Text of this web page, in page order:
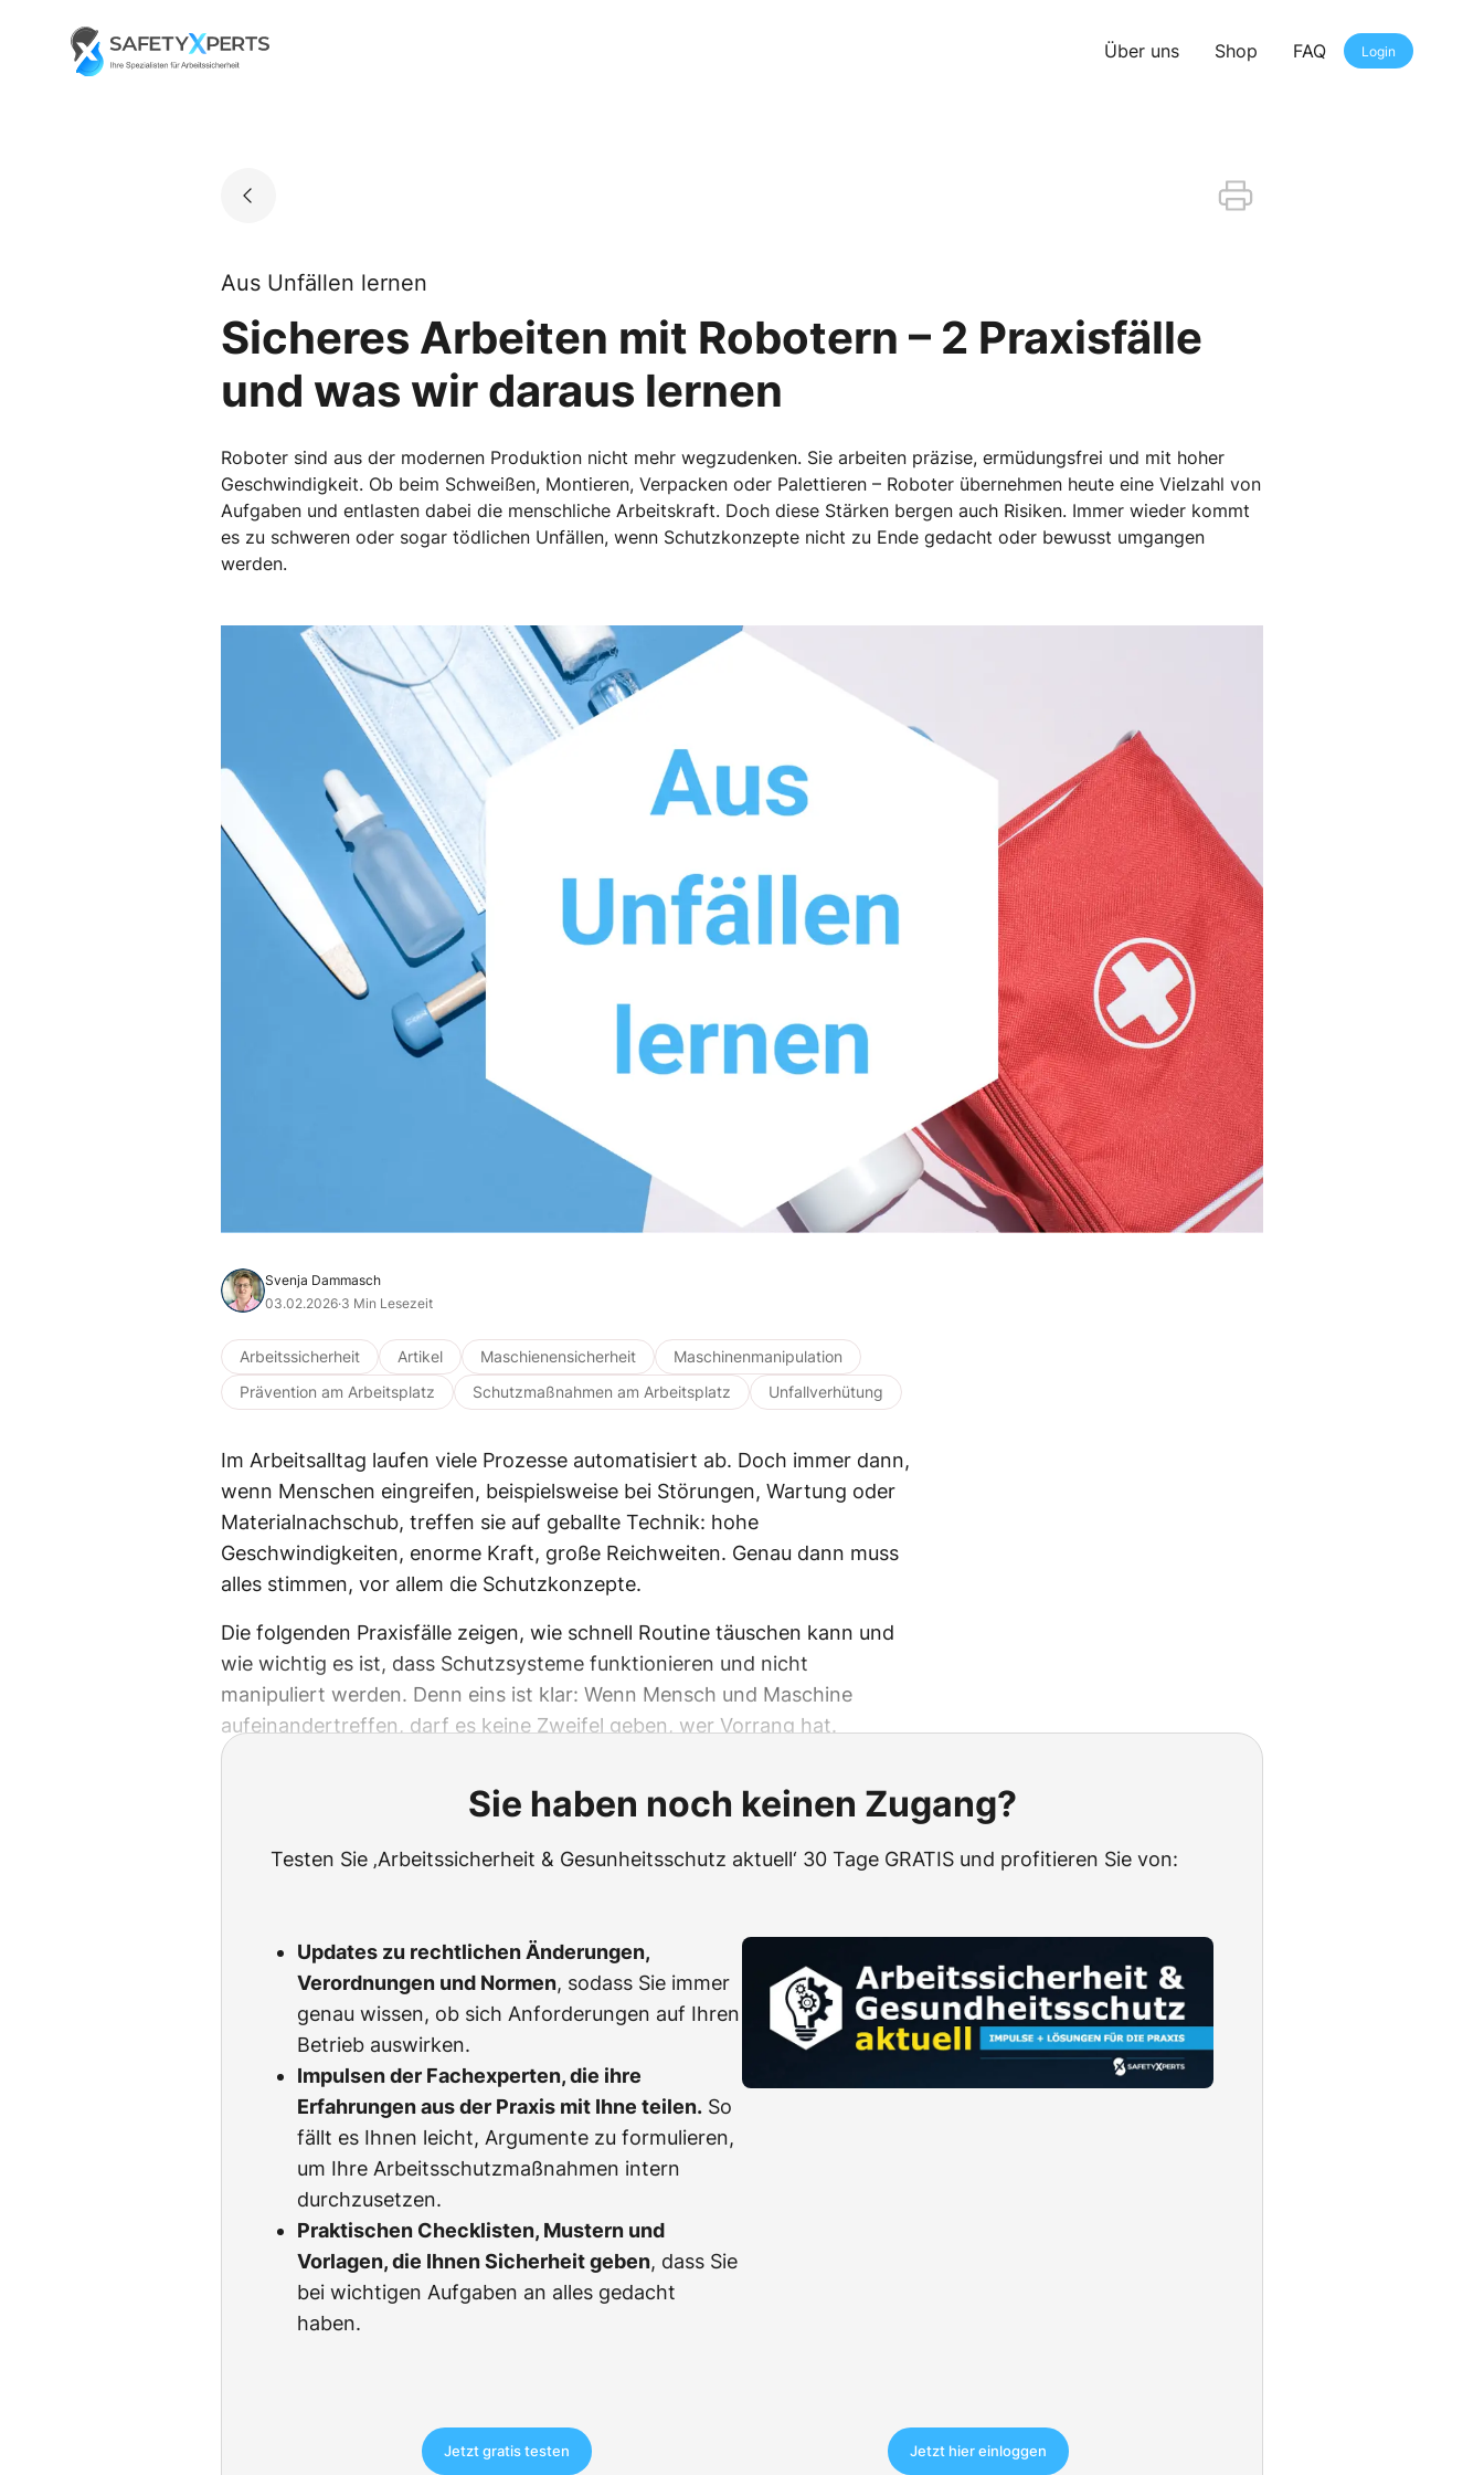
Go to landing page.
Über uns Shop FAQ Login
Aus Unfällen lernen
Sicheres Arbeiten mit Robotern – 2 Praxisfälle
und was wir daraus lernen
Roboter sind aus der modernen Produktion nicht mehr wegzudenken. Sie arbeiten präzise, ermüdungsfrei und mit hoher
Geschwindigkeit. Ob beim Schweißen, Montieren, Verpacken oder Palettieren – Roboter übernehmen heute eine Vielzahl von
Aufgaben und entlasten dabei die menschliche Arbeitskraft. Doch diese Stärken bergen auch Risiken. Immer wieder kommt
es zu schweren oder sogar tödlichen Unfällen, wenn Schutzkonzepte nicht zu Ende gedacht oder bewusst umgangen
werden.
Svenja Dammasch
03.02.2026·3 Min Lesezeit
Arbeitssicherheit Artikel Maschienensicherheit
Maschinenmanipulation
Prävention am Arbeitsplatz
Schutzmaßnahmen am Arbeitsplatz Unfallverhütung
Im Arbeitsalltag laufen viele Prozesse automatisiert ab. Doch immer dann,
wenn Menschen eingreifen, beispielsweise bei Störungen, Wartung oder
Materialnachschub, treffen sie auf geballte Technik: hohe
Geschwindigkeiten, enorme Kraft, große Reichweiten. Genau dann muss
alles stimmen, vor allem die Schutzkonzepte.
Die folgenden Praxisfälle zeigen, wie schnell Routine täuschen kann und
wie wichtig es ist, dass Schutzsysteme funktionieren und nicht
manipuliert werden. Denn eins ist klar: Wenn Mensch und Maschine
aufeinandertreffen, darf es keine Zweifel geben, wer Vorrang hat.
Sie haben noch keinen Zugang?
Testen Sie ‚Arbeitssicherheit & Gesunheitsschutz aktuell‘ 30 Tage GRATIS und profitieren Sie von:
Updates zu rechtlichen Änderungen,
Verordnungen und Normen, sodass Sie immer
genau wissen, ob sich Anforderungen auf Ihren
Betrieb auswirken.
Impulsen der Fachexperten, die ihre
Erfahrungen aus der Praxis mit Ihne teilen. So
fällt es Ihnen leicht, Argumente zu formulieren,
um Ihre Arbeitsschutzmaßnahmen intern
durchzusetzen.
Praktischen Checklisten, Mustern und
Vorlagen, die Ihnen Sicherheit geben, dass Sie
bei wichtigen Aufgaben an alles gedacht
haben.
Jetzt gratis testen Jetzt hier einloggen